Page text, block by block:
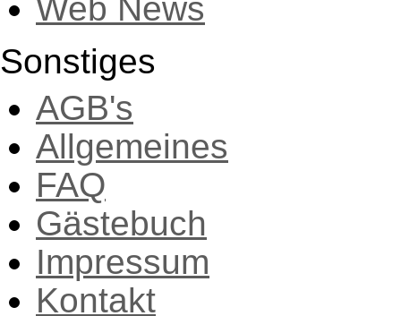
Web News
Sonstiges
AGB's
Allgemeines
FAQ
Gästebuch
Impressum
Kontakt